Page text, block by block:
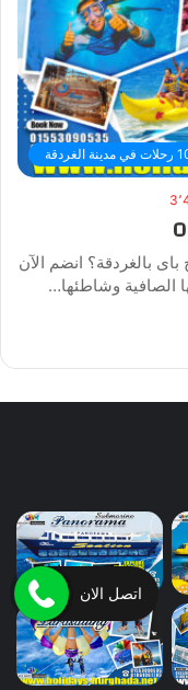
بالغردقة؟ انضم الآن
الصافية وشاطئها…
اتصل الان